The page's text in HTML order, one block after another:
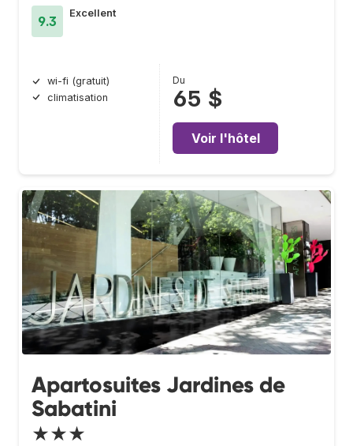
9.3
Excellent
wi-fi (gratuit)
climatisation
Du
65 $
Voir l'hôtel
Apartosuites Jardines de
Sabatini
★★★